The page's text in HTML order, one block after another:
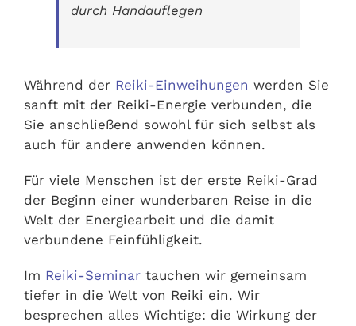
durch Handauflegen
Während der Reiki-Einweihungen werden Sie
sanft mit der Reiki-Energie verbunden, die
Sie anschließend sowohl für sich selbst als
auch für andere anwenden können.
Für viele Menschen ist der erste Reiki-Grad
der Beginn einer wunderbaren Reise in die
Welt der Energiearbeit und die damit
verbundene Feinfühligkeit.
Im Reiki-Seminartauchen wir gemeinsam
tiefer in die Welt von Reiki ein. Wir
besprechen alles Wichtige: die Wirkung der